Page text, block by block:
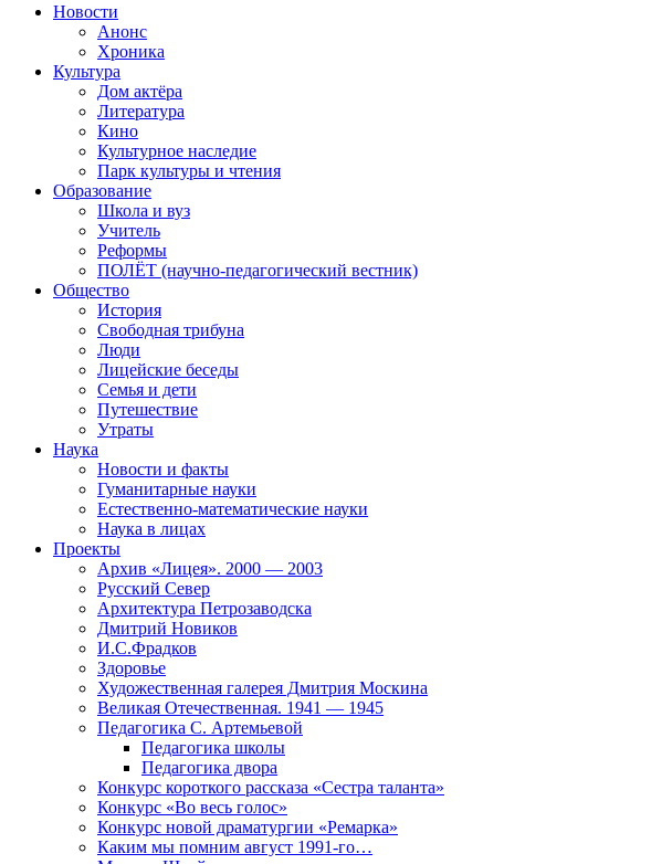
Новости
Анонс
Хроника
Культура
Дом актёра
Литература
Кино
Культурное наследие
Парк культуры и чтения
Образование
Школа и вуз
Учитель
Реформы
ПОЛЁТ (научно-педагогический вестник)
Общество
История
Свободная трибуна
Люди
Лицейские беседы
Семья и дети
Путешествие
Утраты
Наука
Новости и факты
Гуманитарные науки
Естественно-математические науки
Наука в лицах
Проекты
Архив «Лицея». 2000 — 2003
Русский Север
Архитектура Петрозаводска
Дмитрий Новиков
И.С.Фрадков
Здоровье
Художественная галерея Дмитрия Москина
Великая Отечественная. 1941 — 1945
Педагогика С. Артемьевой
Педагогика школы
Педагогика двора
Конкурс короткого рассказа «Сестра таланта»
Конкурс «Во весь голос»
Конкурс новой драматургии «Ремарка»
Каким мы помним август 1991-го…